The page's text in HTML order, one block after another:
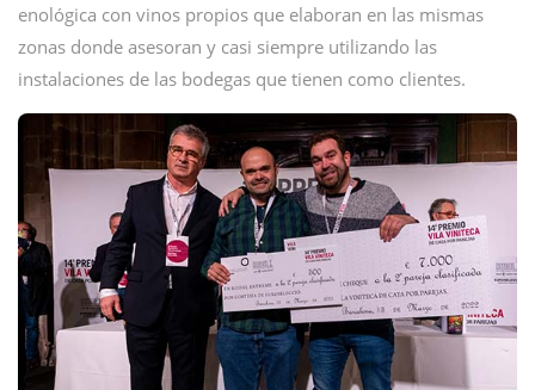
enológica con vinos propios que elaboran en las mismas
zonas donde asesoran y casi siempre utilizando las
instalaciones de las bodegas que tienen como clientes.